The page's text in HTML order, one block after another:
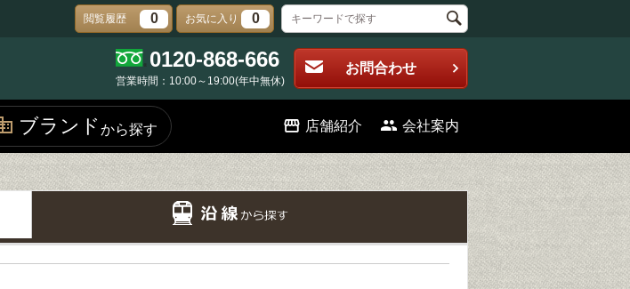
閲覧履歴 0 お気に入り 0
0120-868-666
営業時間：10:00～19:00(年中無休)
お問合わせ
ブランド から探す 店舗紹介 会社案内